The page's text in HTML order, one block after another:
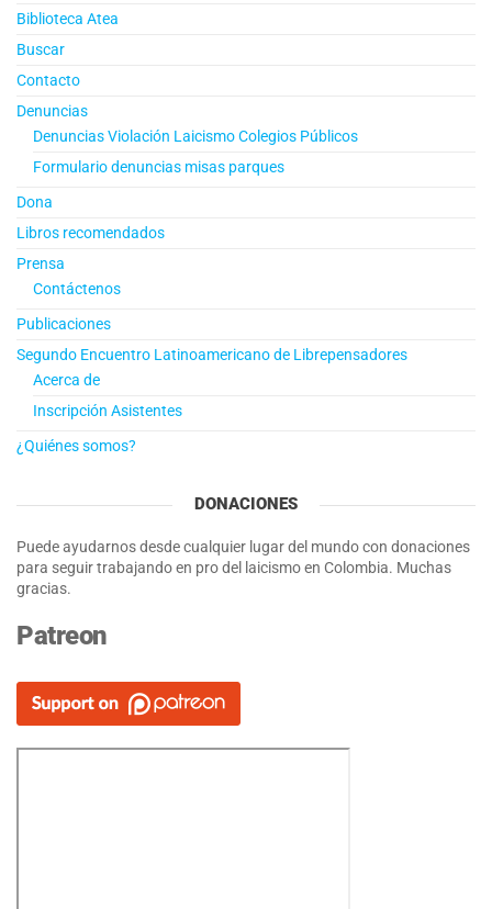
Biblioteca Atea
Buscar
Contacto
Denuncias
Denuncias Violación Laicismo Colegios Públicos
Formulario denuncias misas parques
Dona
Libros recomendados
Prensa
Contáctenos
Publicaciones
Segundo Encuentro Latinoamericano de Librepensadores
Acerca de
Inscripción Asistentes
¿Quiénes somos?
DONACIONES
Puede ayudarnos desde cualquier lugar del mundo con donaciones
para seguir trabajando en pro del laicismo en Colombia. Muchas
gracias.
Patreon